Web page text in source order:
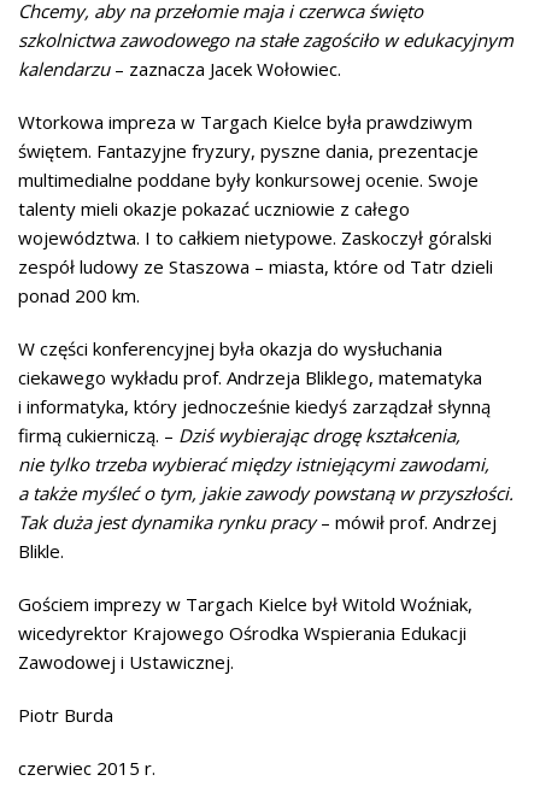
Chcemy, aby na przełomie maja i czerwca święto
szkolnictwa zawodowego na stałe zagościło w edukacyjnym
kalendarzu– zaznacza Jacek Wołowiec.
Wtorkowa impreza w Targach Kielce była prawdziwym
świętem. Fantazyjne fryzury, pyszne dania, prezentacje
multimedialne poddane były konkursowej ocenie. Swoje
talenty mieli okazje pokazać uczniowie z całego
województwa. I to całkiem nietypowe. Zaskoczył góralski
zespół ludowy ze Staszowa – miasta, które od Tatr dzieli
ponad 200 km.
W części konferencyjnej była okazja do wysłuchania
ciekawego wykładu prof. Andrzeja Bliklego, matematyka
i informatyka, który jednocześnie kiedyś zarządzał słynną
firmą cukierniczą. – Dziś wybierając drogę kształcenia,
nie tylko trzeba wybierać między istniejącymi zawodami,
a także myśleć o tym, jakie zawody powstaną w przyszłości.
Tak duża jest dynamika rynku pracy– mówił prof. Andrzej
Blikle.
Gościem imprezy w Targach Kielce był Witold Woźniak,
wicedyrektor Krajowego Ośrodka Wspierania Edukacji
Zawodowej i Ustawicznej.
Piotr Burda
czerwiec 2015 r.